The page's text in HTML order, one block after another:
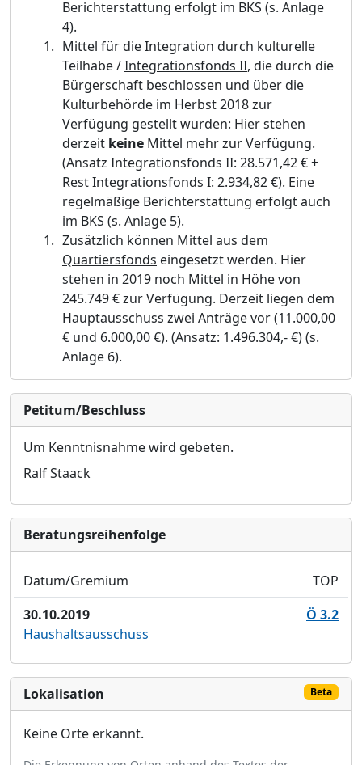
Berichterstattung erfolgt im BKS (s. Anlage
4).
Mittel für die Integration durch kulturelle
Teilhabe /Integrationsfonds II, die durch die
Bürgerschaft beschlossen und über die
Kulturbehörde im Herbst 2018 zur
Verfügung gestellt wurden: Hier stehen
derzeit keineMittel mehr zur Verfügung.
(Ansatz Integrationsfonds II: 28.571,42 € +
Rest Integrationsfonds I: 2.934,82 €). Eine
regelmäßige Berichterstattung erfolgt auch
im BKS (s. Anlage 5).
Zusätzlich können Mittel aus dem
Quartiersfonds eingesetzt werden. Hier
stehen in 2019 noch Mittel in Höhe von
245.749 € zur Verfügung. Derzeit liegen dem
Hauptausschuss zwei Anträge vor (11.000,00
€ und 6.000,00 €). (Ansatz: 1.496.304,- €) (s.
Anlage 6).
Petitum/Beschluss
Um Kenntnisnahme wird gebeten.
Ralf Staack
Bera­tungs­reihen­folge
Datum/Gremium
TOP
30.10.2019
Ö 3.2
Haushaltsausschuss
Lokalisation Beta
Keine Orte erkannt.